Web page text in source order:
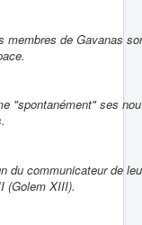
membres de Gavanas
"spontanément" ses
du communicateur de
(Golem XIII).